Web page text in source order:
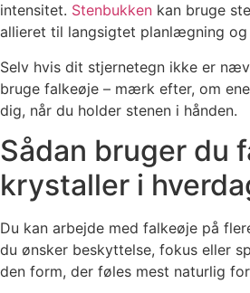
intensitet. Stenbukken kan bruge
allieret til langsigtet planlægning
Selv hvis dit stjernetegn ikke er
bruge falkeøje – mærk efter, om
dig, når du holder stenen i hånden.
Sådan bruger du
krystaller i
Du kan arbejde med falkeøje på
du ønsker beskyttelse, fokus eller
den form, der føles mest naturlig